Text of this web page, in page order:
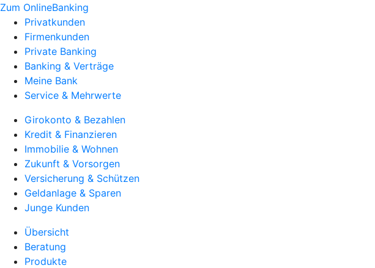
Zum OnlineBanking
Privatkunden
Firmenkunden
Private Banking
Banking & Verträge
Meine Bank
Service & Mehrwerte
Girokonto & Bezahlen
Kredit & Finanzieren
Immobilie & Wohnen
Zukunft & Vorsorgen
Versicherung & Schützen
Geldanlage & Sparen
Junge Kunden
Übersicht
Beratung
Produkte